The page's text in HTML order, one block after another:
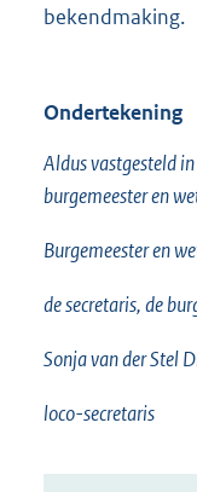
bekendmaking.
Ondertekening
Aldus vastgesteld
burgemeester en
Burgemeester en
de secretaris, de
Sonja van der Stel
loco-secretaris